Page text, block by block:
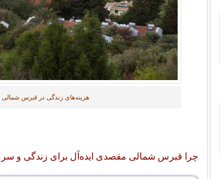
هزینه‌های زندگی در قبرس شمالی
چرا قبرس شمالی مقصدی ایده‌آل برای زندگی و